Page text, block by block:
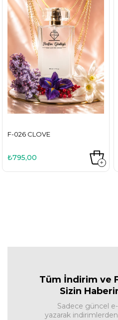
F-026 CLOVE
₺795,00
Tüm İndirim ve
Sizin
Sadece güncel
yazarak indirimlerden